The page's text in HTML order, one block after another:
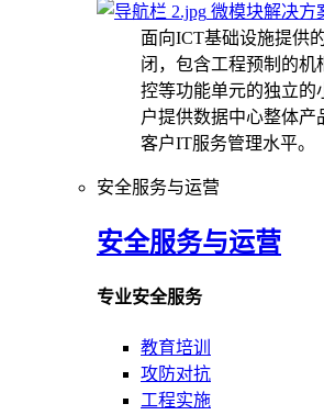
微模块解决方
面向ICT基础设施提供
闭，包含工程预制的机
控等功能单元的独立的
户提供数据中心整体产
客户IT服务管理水平。
安全服务与运营
安全服务与运营
专业安全服务
教育培训
攻防对抗
工程实施